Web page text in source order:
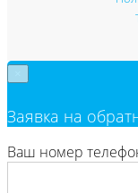
Заявка на
Ваш номер